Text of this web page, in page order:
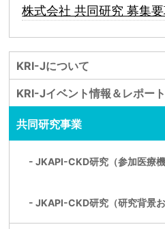
KRI-Jについて
KRI-Jイベント情報＆レポート
共同研究事業
- JKAPI-CKD研究（参加医療機
- JKAPI-CKD研究（研究背景お
株式会社 共同研究 募集